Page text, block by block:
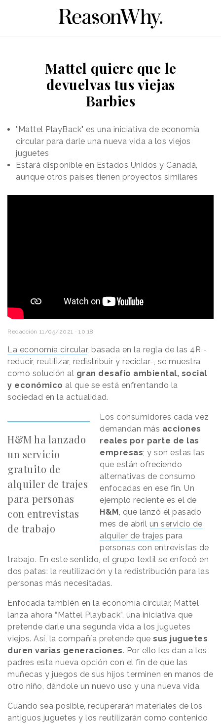
Mattel quiere que le
devuelvas tus viejas
Barbies
"Mattel PlayBack" es una iniciativa de economía
circular para darle una nueva vida a los viejos
juguetes
Estará disponible en Estados Unidos y Canadá,
aunque otros países tienen proyectos similares
Redacción 11/05/2021 · 10:18
La economía circular, basada en la regla de las 4R -
reducir, reutilizar, redistribuir y reciclar-, se muestra
como solución al gran desafío ambiental, social
y económico al que se está enfrentando la
sociedad en la actualidad.
H&M ha lanzado
un servicio
gratuito de
alquiler de trajes
para personas
con entrevistas
de trabajo
Los consumidores cada vez
demandan más acciones
reales por parte de las
empresas; y son estas las
que están ofreciendo
alternativas de consumo
enfocadas en ese fin. Un
ejemplo reciente es el de
H&M, que lanzó el pasado
mes de abril un servicio de
alquiler de trajes para
personas con entrevistas de
trabajo. En este sentido, el grupo textil se enfocó en
dos patas: la reutilización y la redistribución para las
personas más necesitadas.
Enfocada también en la economía circular, Mattel
lanza ahora “Mattel Playback”, una iniciativa que
pretende darle una segunda vida a los juguetes
viejos. Así, la compañía pretende que sus juguetes
duren varias generaciones. Por ello les dan a los
padres esta nueva opción con el fin de que las
muñecas y juegos de sus hijos terminen en manos de
otro niño, dándole un nuevo uso y una nueva vida.
Cuando sea posible, recuperarán materiales de los
antiguos juguetes y los reutilizarán como contenido